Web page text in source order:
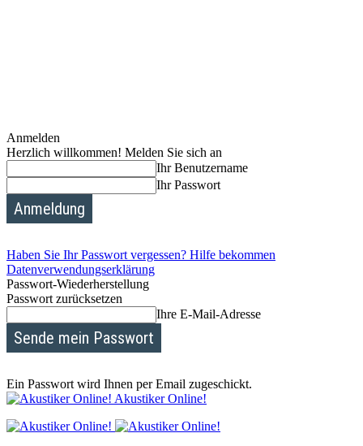
Anmelden
Herzlich willkommen! Melden Sie sich an
Ihr Benutzername
Ihr Passwort
Haben Sie Ihr Passwort vergessen? Hilfe bekommen
Datenverwendungserklärung
Passwort-Wiederherstellung
Passwort zurücksetzen
Ihre E-Mail-Adresse
Ein Passwort wird Ihnen per Email zugeschickt.
Akustiker Online!